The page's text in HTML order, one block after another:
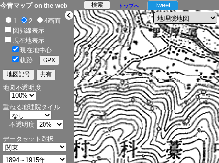
> tweet
今昔マップ on the web トップへ
1 2
4画面
図郭線表示
現在地表示
現在地中心
軌跡
地図不透明度
重ねる地理院タイル
不透明度
データセット選択